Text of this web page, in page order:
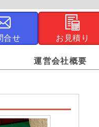
合せ お見積り
運営会社概要